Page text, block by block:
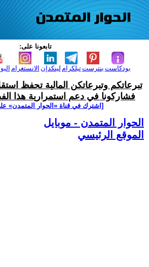
تابعونا على:
الانستغرام لينكدإن تيلكرامبنترست بودكاست
تبرعاتكم وتبرعاتكن المالية تحفظ
فشاركونا في دعم استمرارية هذا
[اشترك في قناة ‫«الحوار المتمدن»
الحوار المتمدن - موبايل
الموقع الرئيسي